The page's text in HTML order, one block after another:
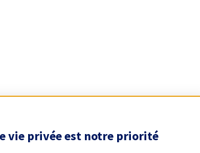
vie privée est notre priorité